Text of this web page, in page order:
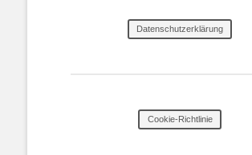
Datenschutzerklärung
Cookie-Richtlinie